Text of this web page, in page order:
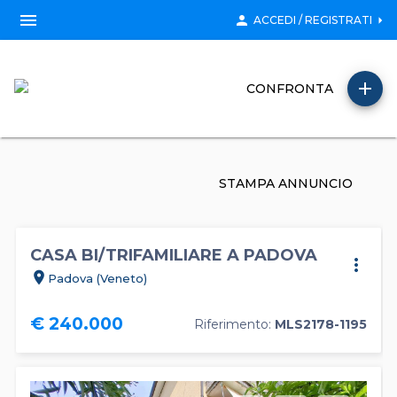
menu person ACCEDI / REGISTRATI arrow_right
CONFRONTA add
STAMPA ANNUNCIO
CASA BI/TRIFAMILIARE A PADOVA
location_on Padova (Veneto)
€ 240.000 Riferimento: MLS2178-1195
more_vert